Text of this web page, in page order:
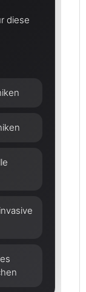
diese